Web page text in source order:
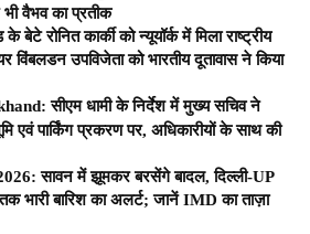
वैभव का प्रतीक
बेटे रोनित कार्की को न्यूयॉर्क में मिला राष्ट्रीय
विंबलडन उपविजेता को भारतीय दूतावास ने किया
सीएम धामी के निर्देश में मुख्य सचिव ने
एवं पार्किंग प्रकरण पर, अधिकारीयों के साथ की
सावन में झूमकर बरसेंगे बादल, दिल्ली-UP
भारी बारिश का अलर्ट; जानें IMD का ताज़ा